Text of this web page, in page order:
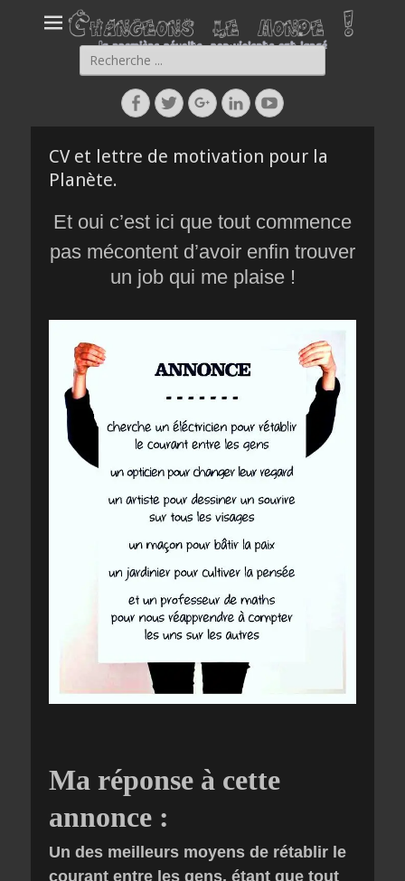
Rechercher :
Facebook
TwitterGoogleplus
LinkedinYouTube
CV et lettre de motivation pour la
Planète.
Et oui c’est ici que tout commence
pas mécontent d’avoir enfin trouver
un job qui me plaise !
Ma réponse à cette
annonce :
Un des meilleurs moyens de rétablir le
courant entre les gens, étant que tout